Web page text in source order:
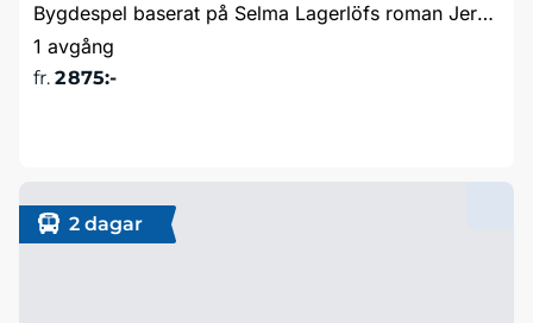
Bygdespel baserat på Selma Lagerlöfs roman Jerusalem
1 avgång
fr. 2 875:-
2 dagar